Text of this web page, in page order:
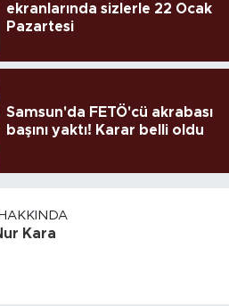
ekranlarında sizlerle 22 Ocak
Pazartesi
Samsun'da FETÖ'cü akrabası
başını yaktı! Karar belli oldu
Kara